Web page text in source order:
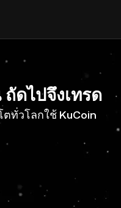
ดไปจึงเทรด
ทั่วโลกใช้ KuCoin